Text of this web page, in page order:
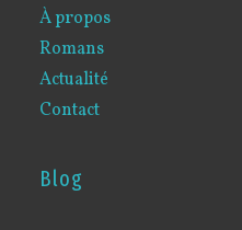
À propos
Romans
Actualité
Contact
Blog